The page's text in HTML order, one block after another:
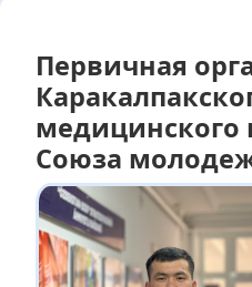
Первичная
медицинского
Союза